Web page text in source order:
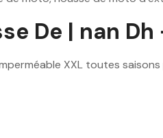
De | nan
XXL toutes